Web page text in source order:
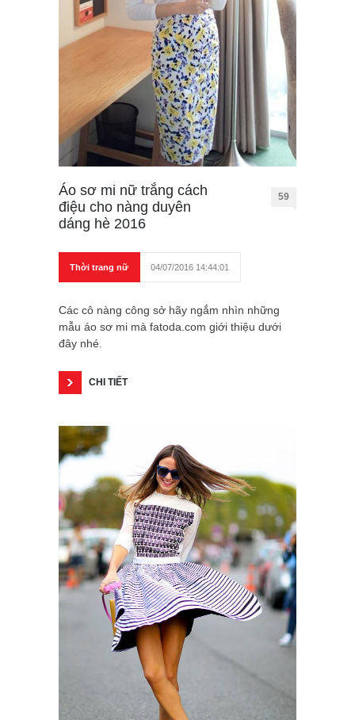
Áo sơ mi nữ trắng cách
điệu cho nàng duyên
dáng hè 2016
59
Thời trang nữ 04/07/2016 14:44:01
Các cô nàng công sở hãy ngắm nhìn những
mẫu áo sơ mi mà fatoda.com giới thiệu dưới
đây nhé.
CHI TIẾT